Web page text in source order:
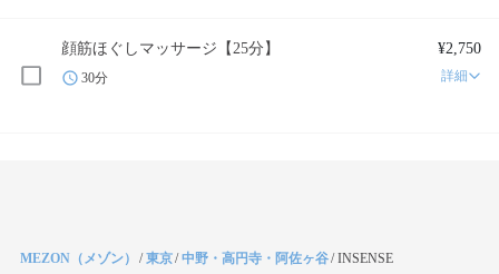
顔筋ほぐしマッサージ【25分】 ¥2,750
30分 詳細
MEZON（メゾン） /東京/中野・高円寺・阿佐ヶ谷/INSENSE